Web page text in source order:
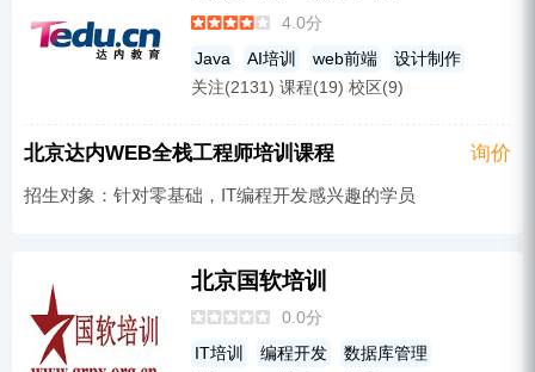
4.0分
Java AI培训 web前端
设计制作
新媒体运营课程
嵌入式培训
软件技术
广告设计
产品设计
PHP
影视制作 C/C++
关注(2131) 课程(19) 校区(9)
北京达内WEB全栈工程师培训课程 询价
招生对象：针对零基础，IT编程开发感兴趣的学员
北京国软培训
0.0分
IT培训 编程开发
数据库管理